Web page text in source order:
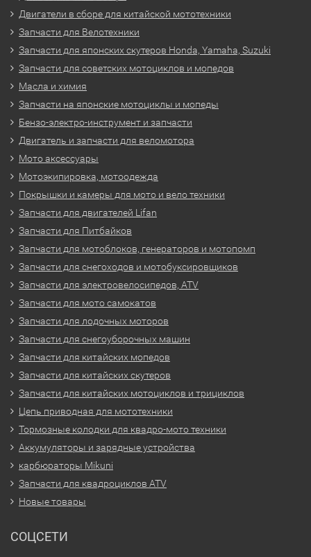
Двигатели в сборе для китайской мототехники
Запчасти для Велотехники
Запчасти для японских скутеров Honda, Yamaha, Suzuki
Запчасти для советских мотоциклов и мопедов
Масла и химия
Запчасти на японские мотоциклы и мопеды
Бензо-электро-инструмент и запчасти
Двигатель и запчасти для веломотора
Мото аксессуары
Мотоэкипировка, мотоодежда
Покрышки и камеры для мото и вело техники
Запчасти для двигателей Lifan
Запчасти для Питбайков
Запчасти для мотоблоков, генераторов и мотопомп
Запчасти для снегоходов и мотобуксировщиков
Запчасти для электровелосипедов, ATV
Запчасти для мото самокатов
Запчасти для лодочных моторов
Запчасти для снегоуборочных машин
Запчасти для китайских мопедов
Запчасти для китайских скутеров
Запчасти для китайских мотоциклов и трициклов
Цепь приводная для мототехники
Тормозные колодки для квадро-мото техники
Аккумуляторы и зарядные устройства
карбюраторы Mikuni
Запчасти для квадроциклов ATV
Новые товары
СОЦСЕТИ